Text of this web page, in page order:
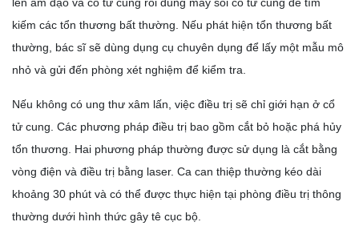
kiếm các tổn thương bất thường. Nếu phát hiện tổn thương bất
thường, bác sĩ sẽ dùng dụng cụ chuyên dụng để lấy một mẫu mô
nhỏ và gửi đến phòng xét nghiệm để kiểm tra.
Nếu không có ung thư xâm lấn, việc điều trị sẽ chỉ giới hạn ở cổ
tử cung. Các phương pháp điều trị bao gồm cắt bỏ hoặc phá hủy
tổn thương. Hai phương pháp thường được sử dụng là cắt bằng
vòng điện và điều trị bằng laser. Ca can thiệp thường kéo dài
khoảng 30 phút và có thể được thực hiện tại phòng điều trị thông
thường dưới hình thức gây tê cục bộ.